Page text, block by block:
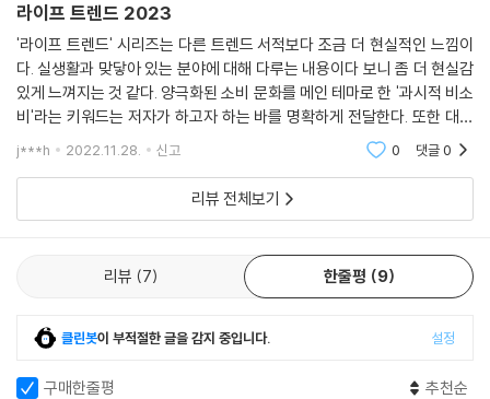
현재 2030세대 여성들의 골프에 대한 관심은 크게 떨어졌다. 대신 테니스
에 대한 관심이 증폭되었다. 골프에서 테니스로 욕망이 옮겨 가는 것이다.
골프보다 테니스는 훨씬 비용이 적게 들고 접근성도 좋다. 외곽에 있는 골
프장과 달리 테니스장은 도심에 있어 시간도 효율적이다. 테니스는 일대일
로 치면 되니까 상대만 구하면 된다. 골프는 라운딩에 4명이 필요하니 자
신을 제외하고 3명을 구해야 한다. 비용, 시간, 접근성, 편의성 모두 테니스
스는 비슷한 효과를 가진다. 그러므로 가성비와 효율성이 높은 테니스를
선택하는 것은 당연하다. 기성세대 문화에 2030세대가 일시적으로 들어
간 것이 골프라면, 2030세대가 새로운 주도 세력으로서 문화를 주도할 수
있는 것이 테니스다.
---「골프는 가고 테니스가 왔다?」중에서
2022년 7월 초, 인도네시아 관광부는 디지털 노마드 비자 계획을 발표했
다. 인도네시아 외부에서 수입이 발생한다는 조건을 충족시키는 외국인은
개성, 취향, 특별함, 차별화에 대한 욕망은 스포츠에서도 계속된다. 2030
세대 여성을 중심으로 대세는 골프에서 테니스로 이동하고 있다. 골프를
치는 것이 흔해진 시대에 오히려 테니스를 치는 것이 훨씬 희소하다. 개성
을 드러내고 차별화를 보여 주는 데 테니스가 효과적이다. BC카드가 202
2년 헬스케어 결제 데이터를 분석한 결과 테니스 매출은 2019년과 비교했
을 때 440%나 증가했지만 골프는 57%에 그쳤는데, 테니스의 성장세를
주도한 것은 2030세대 여성 소비자였다. 골프장은 도심이 아닌 외곽에 있
고, 라운딩을 하려면 4명이 필요하며, 비용도 비싸고, 새로 골프장을 건설
해 비용, 시간, 접근성, 편의성 모두 유리하다. 즉, 테니스는 골프에 비해 덜
지출하면서도 충분히 과시할 수 있는 ‘가성비 좋은’ 스포츠인 것이다.(148
라이프 트렌드 2023
'라이프 트렌드' 시리즈는 다른 트렌드 서적보다 조금 더 현실적인 느낌이
다. 실생활과 맞닿아 있는 분야에 대해 다루는 내용이다 보니 좀 더 현실감
있게 느껴지는 것 같다. 양극화된 소비 문화를 메인 테마로 한 '과시적 비소
비'라는 키워드는 저자가 하고자 하는 바를 명확하게 전달한다. 또한 대부
분의 트렌드 서적이 Z 세대 혹은 알파 세대에 대해 이야기할 때 소비력이
큰 X 세대
j***h 2022.11.28. 신고 0 댓글0
리뷰 전체보기
리뷰 7 한줄평 9
클린봇이 부적절한 글을 감지 중입니다. 설정
구매한줄평 추천순